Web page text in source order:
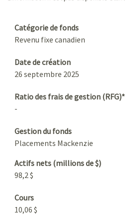
Catégorie de fonds
Revenu fixe canadien
Date de création
26 septembre 2025
Ratio des frais de gestion (RFG)*
-
Gestion du fonds
Placements Mackenzie
Actifs nets (millions de $)
98,2 $
Cours
10,06 $